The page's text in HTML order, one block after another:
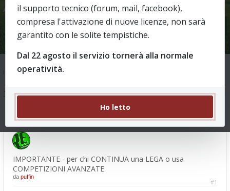
AVANZATE
Indice Supporto
1 messaggio
IMPORTANTE - per chi CONTINUA una LEGA o usa
COMPETIZIONI AVANZATE
#1
da puffin
il supporto tecnico (forum, mail, facebook),
compresa l'attivazione di nuove licenze, non sarà
garantito con le solite tempistiche.
Dal 22 agosto il servizio tornerà alla normale
operatività.
Ho letto